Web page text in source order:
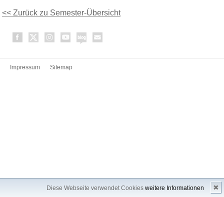
Diese Webseite verwendet Cookies weitere Informationen ✖
<< Zurück zu Semester-Übersicht
Impressum Sitemap